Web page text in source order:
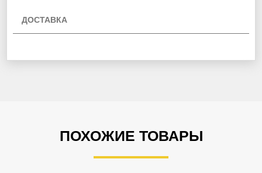
ДОСТАВКА
ПОХОЖИЕ ТОВАРЫ